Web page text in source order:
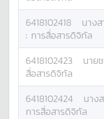
6418102418
นางส
: การสื่อสารดิจิทัล
6418102423 นาย
สื่อสารดิจิทัล
6418102424 นาง
การสื่อสารดิจิทัล